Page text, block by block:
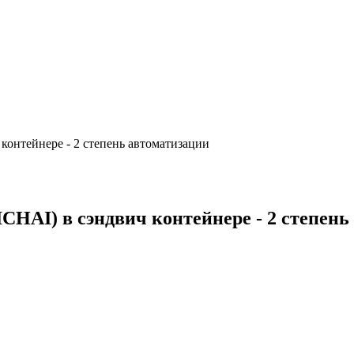
- 2 степень автоматизации
в сэндвич контейнере - 2 степень